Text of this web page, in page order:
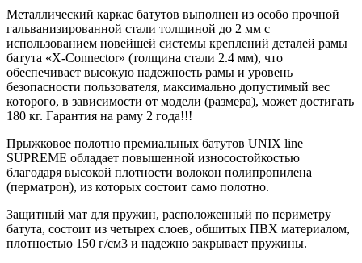
Металлический каркас батутов выполнен из особо прочной
гальванизированной стали толщиной до 2 мм с
использованием новейшей системы креплений деталей рамы
батута «X-Conneсtor» (толщина стали 2.4 мм), что
обеспечивает высокую надежность рамы и уровень
безопасности пользователя, максимально допустимый вес
которого, в зависимости от модели (размера), может достигать
180 кг. Гарантия на раму 2 года!!!
Прыжковое полотно премиальных батутов UNIX line
SUPREME обладает повышенной износостойкостью
благодаря высокой плотности волокон полипропилена
(перматрон), из которых состоит само полотно.
Защитный мат для пружин, расположенный по периметру
батута, состоит из четырех слоев, обшитых ПВХ материалом,
плотностью 150 г/см3 и надежно закрывает пружины.